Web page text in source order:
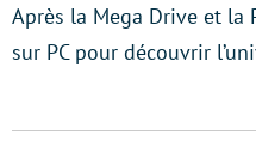
Après la Mega Drive et la
sur PC pour découvrir